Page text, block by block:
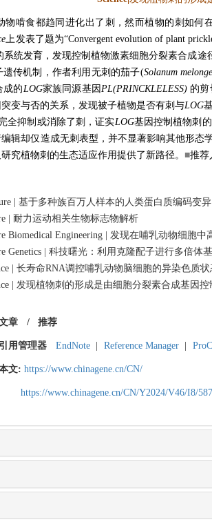
物啃食都趋同进化出了刺，然而植物的刺如
上发表了题为“Convergent evolution of plant
系统发育，发现控制植物激素细胞分裂素合成途
传机制，作者利用无刺的茄子(Solanum
成的LOG家族同源基因 PL(PRINCKLELESS) 的
变与否的关系，发现被子植物是否有刺与LOG
全抑制或消除了刺，证实LOG基因控制植物刺
辑却仅造成无刺表型，并不显著影响其他形态
究植物刺的生态适应作用提供了新路径。 ■推荐
| 基于多种族百万人样本的人类蛋白质编码变
| 耐力运动相关生物标志物解析
Biomedical Engineering | 发现在哺乳动物细胞
Genetics | 科技曙光：利用克隆配子进行多倍体
| 长寿命RNA调控哺乳动物脑细胞的异染色质状
| 发现植物刺的形成是由细胞分裂素合成基因控
章 / 推荐
用管理器 EndNote Reference Manager
文: https://www.chinagene.cn/CN/
https://www.chinagene.cn/CN/Y2024/V46/I8/587